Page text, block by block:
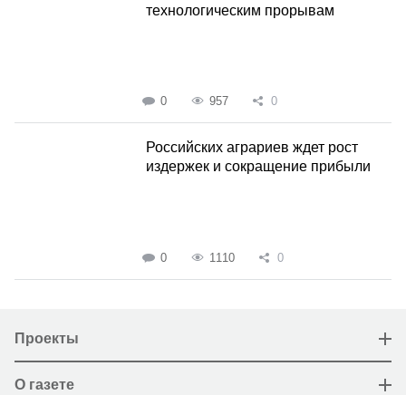
технологическим прорывам
0 957 0
Российских аграриев ждет рост
издержек и сокращение прибыли
0 1110 0
Проекты
О газете